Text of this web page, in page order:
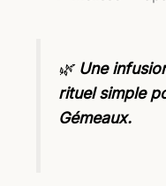
🌿 Une
rituel simple
Gémeaux.